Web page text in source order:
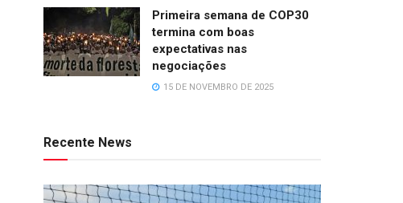
Primeira semana de COP30
termina com boas
expectativas nas
negociações
15 DE NOVEMBRO DE 2025
Recente News